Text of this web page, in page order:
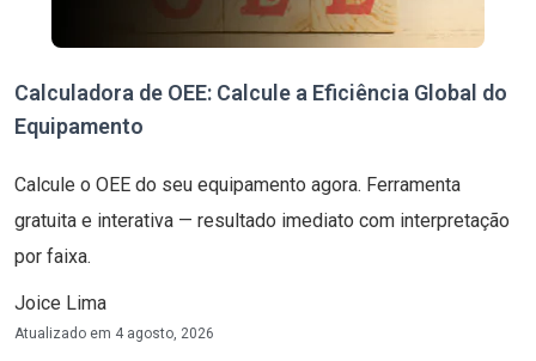
Calculadora de OEE: Calcule a Eficiência Global do
Equipamento
Calcule o OEE do seu equipamento agora. Ferramenta
gratuita e interativa — resultado imediato com interpretação
por faixa.
Joice Lima
Atualizado em 4 agosto, 2026